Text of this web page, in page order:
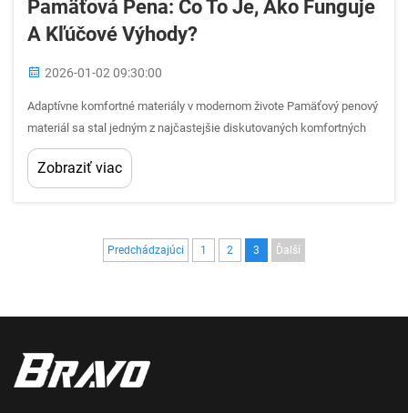
Pamäťová Pena: Čo To Je, Ako Funguje
A Kľúčové Výhody?
2026-01-02 09:30:00
Adaptívne komfortné materiály v modernom živote Pamäťový penový
materiál sa stal jedným z najčastejšie diskutovaných komfortných
materiálov v oblasti postelnej biely, nábytku a osobných podporných
výrobkov. Od matracov a vankúšov až po sedacie polstrovania a
Zobraziť viac
Predchádzajúci 1 2 3 Ďalší